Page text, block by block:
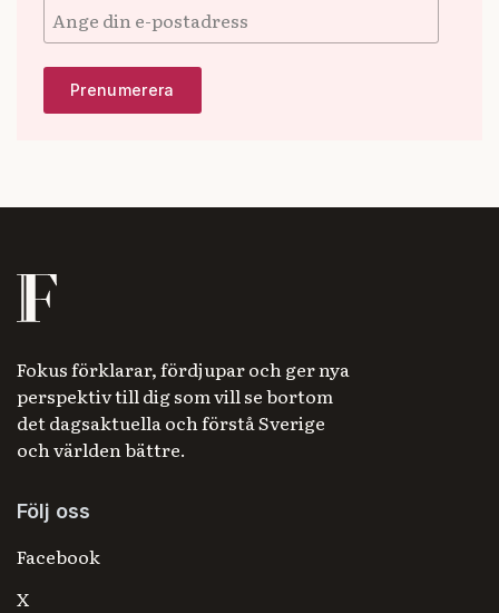
Fokus förklarar, fördjupar och ger nya
perspektiv till dig som vill se bortom
det dagsaktuella och förstå Sverige
och världen bättre.
Följ oss
Facebook
X